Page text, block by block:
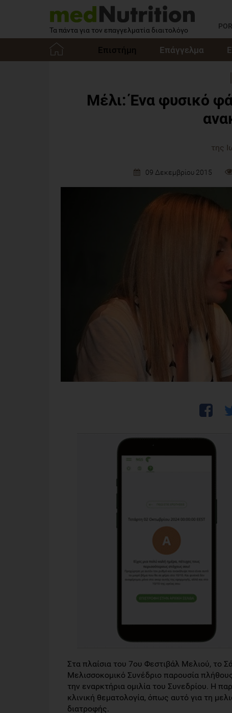
Τα πάντα για τον επαγγελματία διαιτολόγο
Επιστήμη Επάγγελμα
Μέλι: Ένα φυσικό
της
09 Δεκεμβρίου 2015
Στα πλαίσια του 7ου Φεστιβάλ Μελιού, το
Μελισσοκομικό Συνέδριο παρουσία
την εναρκτήρια ομιλία του Συνεδρίου. Η
κλινική θεματολογία, όπως αυτό για τη
διατροφής.